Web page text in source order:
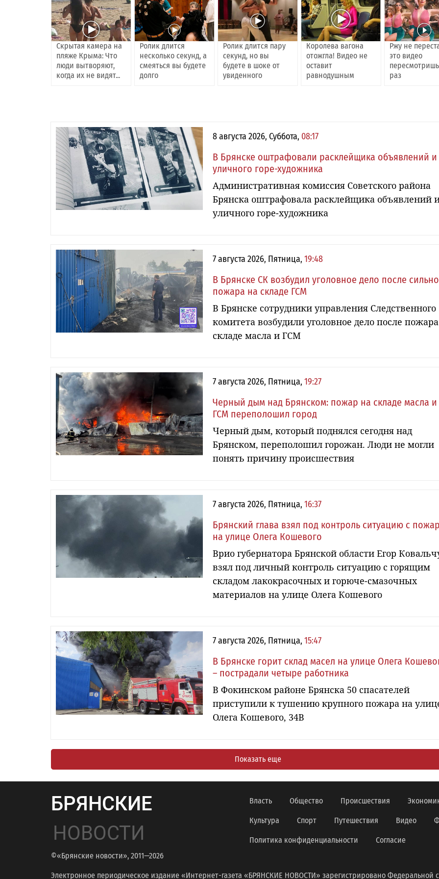
Скрытая камера на
пляже Крыма: Что
люди вытворяют,
когда их не видят...
Ролик длится
несколько секунд, а
смеяться вы будете
долго
Ролик длится пару
секунд, но вы
будете в шоке от
увиденного
Королева вагона
отожгла! Видео не
оставит
равнодушным
Ржу не
это видео
раз
8 августа 2026, Суббота, 08:17
В Брянске оштрафовали расклейщика объявлений и
уличного горе-художника
Административная комиссия Советского района
Брянска оштрафовала расклейщика объявлений
уличного горе-художника
7 августа 2026, Пятница, 19:48
В Брянске СК возбудил уголовное дело после
пожара на складе ГСМ
В Брянске сотрудники управления Следственного
комитета возбудили уголовное дело после
складе масла и ГСМ
7 августа 2026, Пятница, 19:27
Черный дым над Брянском: пожар на складе масла и
ГСМ переполошил город
Черный дым, который поднялся сегодня над
Брянском, переполошил горожан. Люди не могли
понять причину происшествия
7 августа 2026, Пятница, 16:37
Брянский глава взял под контроль ситуацию с
на улице Олега Кошевого
Врио губернатора Брянской области Егор
взял под личный контроль ситуацию с горящим
складом лакокрасочных и горюче-смазочных
материалов на улице Олега Кошевого
7 августа 2026, Пятница, 15:47
В Брянске горит склад масел на улице Олега
– пострадали четыре работника
В Фокинском районе Брянска 50 спасателей
приступили к тушению крупного пожара на
Олега Кошевого, 34В
Показать еще
БРЯНСКИЕ
НОВОСТИ
©«Брянские новости», 2011—2026
Власть Общество Происшествия
Культура Спорт Путешествия Видео
Политика конфиденциальности Согласие
Электронное периодическое издание «Интернет-газета «БРЯНСКИЕ НОВОСТИ» зарегистрировано Федеральной